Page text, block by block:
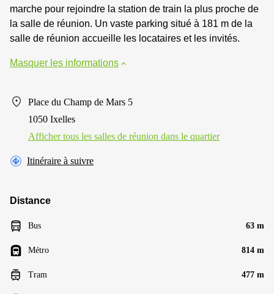
marche pour rejoindre la station de train la plus proche de
la salle de réunion. Un vaste parking situé à 181 m de la
salle de réunion accueille les locataires et les invités.
Masquer les informations
Place du Champ de Mars 5
1050 Ixelles
Afficher tous les salles de réunion dans le quartier
Itinéraire à suivre
Distance
Bus 63 m
Métro 814 m
Tram 477 m